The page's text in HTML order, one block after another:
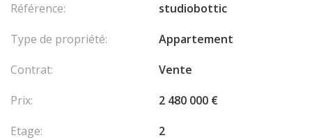
Référence:
studiobottic
Type de propriété:
Appartement
Contrat:
Vente
Prix:
2 480 000 €
Etage:
2